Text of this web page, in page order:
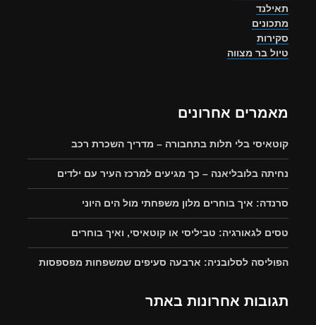
תאילנד
מתכונים
סקירות
טיול בר מצווה
מאמרים אחרונים
קוטאיסי בלי תלות בתחבורה – מדריך השכרת רכב
נחיתה בלובליאנה – כך מגיעים למרכז העיר עם ילדים
סרנדה: איך בוחרים מלון משפחתי מול הים היוני
טסים לגאורגיה: טביליסי או קוטאיסי, ואיך בוחרים
הפוליסה לסלובניה: ארבעה סעיפים שמשפחות מפספסות
תגובות אחרונות באתר